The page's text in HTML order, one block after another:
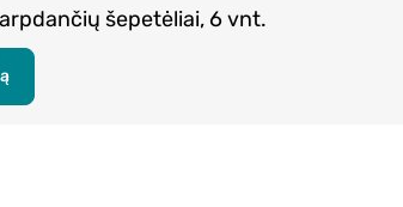
šepetėliai, 6 vnt.